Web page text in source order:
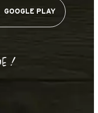
GOOGLE PLAY
!